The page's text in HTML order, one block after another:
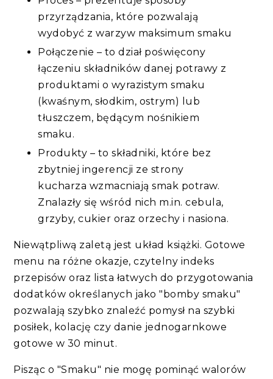
przyrządzania, które pozwalają
wydobyć z warzyw maksimum smaku
Połączenie – to dział poświęcony
łączeniu składników danej potrawy z
produktami o wyrazistym smaku
(kwaśnym, słodkim, ostrym) lub
tłuszczem, będącym nośnikiem
smaku.
Produkty – to składniki, które bez
zbytniej ingerencji ze strony
kucharza wzmacniają smak potraw.
Znalazły się wśród nich m.in. cebula,
grzyby, cukier oraz orzechy i nasiona.
Niewątpliwą zaletą jest układ książki. Gotowe
menu na różne okazje, czytelny indeks
przepisów oraz lista łatwych do przygotowania
dodatków określanych jako "bomby smaku"
pozwalają szybko znaleźć pomysł na szybki
posiłek, kolację czy danie jednogarnkowe
gotowe w 30 minut.
Pisząc o "Smaku" nie mogę pominąć walorów